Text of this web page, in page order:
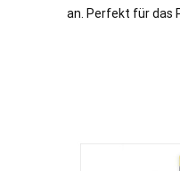
an. Perfekt für das